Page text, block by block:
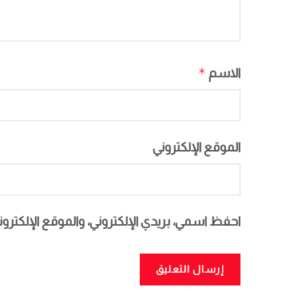
الاسم *
الموقع الإلكتروني
احفظ اسمي، بريدي الإلكتروني، والموقع